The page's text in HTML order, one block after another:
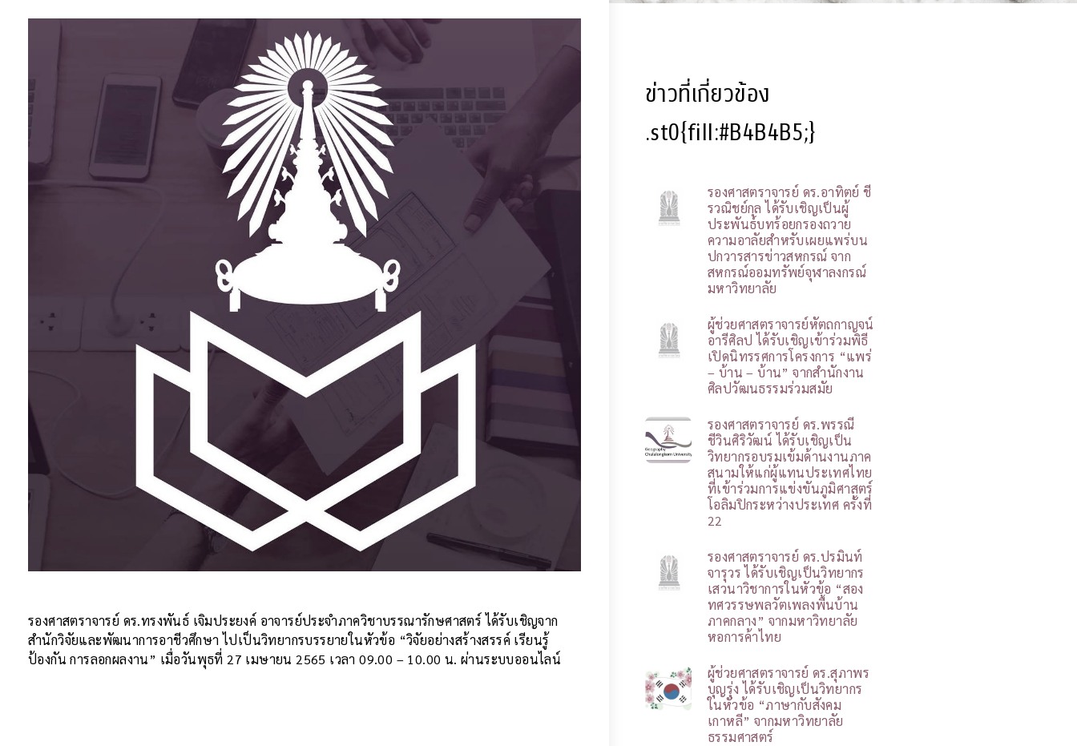
รองศาสตราจารย์ ดร.ทรงพันธ์ เจิมประยงค์ อาจารย์ประจำภาควิชาบรรณารักษศาสตร์ ได้รับเชิญจาก
สำนักวิจัยและพัฒนาการอาชีวศึกษา ไปเป็นวิทยากรบรรยายในหัวข้อ “วิจัยอย่างสร้างสรรค์ เรียนรู้
ป้องกัน การลอกผลงาน” เมื่อวันพุธที่ 27 เมษายน 2565 เวลา 09.00 – 10.00 น. ผ่านระบบออนไลน์
ข่าวที่เกี่ยวข้อง
.st0{fill:#B4B4B5;}
รองศาสตราจารย์ ดร.อาทิตย์ ชี
รวณิชย์กุล ได้รับเชิญเป็นผู้
ประพันธ์บทร้อยกรองถวาย
ความอาลัยสำหรับเผยแพร่บน
ปกวารสารข่าวสหกรณ์ จาก
สหกรณ์ออมทรัพย์จุฬาลงกรณ์
มหาวิทยาลัย
ผู้ช่วยศาสตราจารย์หัตถกาญจน์
อารีศิลป ได้รับเชิญเข้าร่วมพิธี
เปิดนิทรรศการโครงการ “แพร่
– บ้าน – บ้าน” จากสำนักงาน
ศิลปวัฒนธรรมร่วมสมัย
รองศาสตราจารย์ ดร.พรรณี
ชีวินศิริวัฒน์ ได้รับเชิญเป็น
วิทยากรอบรมเข้มด้านงานภาค
สนามให้แก่ผู้แทนประเทศไทย
ที่เข้าร่วมการแข่งขันภูมิศาสตร์
โอลิมปิกระหว่างประเทศ ครั้งที่
22
รองศาสตราจารย์ ดร.ปรมินท์
จารุวร ได้รับเชิญเป็นวิทยากร
เสวนาวิชาการในหัวข้อ “สอง
ทศวรรษพลวัตเพลงพื้นบ้าน
ภาคกลาง” จากมหาวิทยาลัย
หอการค้าไทย
ผู้ช่วยศาสตราจารย์ ดร.สุภาพร
บุญรุ่ง ได้รับเชิญเป็นวิทยากร
ในหัวข้อ “ภาษากับสังคม
เกาหลี” จากมหาวิทยาลัย
ธรรมศาสตร์